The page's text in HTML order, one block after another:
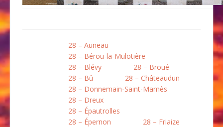
28 – Auneau
28 – Bérou-la-Mulotière
28 – Blévy
28 – Broué
28 – Bû
28 – Châteaudun
28 – Donnemain-Saint-Mamès
28 – Dreux
28 – Épautrolles
28 – Épernon
28 – Friaize